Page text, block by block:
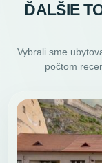
ĎALŠIE
Vybrali sme
počtom